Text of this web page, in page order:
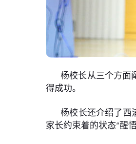
杨校长从三个方面
得成功。
杨校长还介绍了西
家长约束着的状态“醒